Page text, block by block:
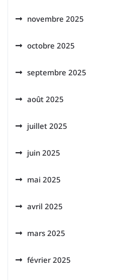
novembre 2025
octobre 2025
septembre 2025
août 2025
juillet 2025
juin 2025
mai 2025
avril 2025
mars 2025
février 2025